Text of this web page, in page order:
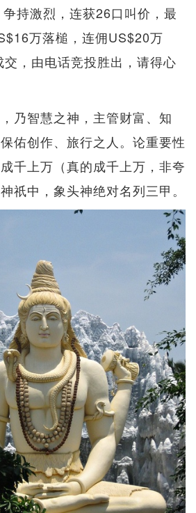
持激烈，连获26口叫价，最
万落槌，连佣US$20万
交，由电话竞投胜出，请得心
乃智慧之神，主管财富、知
佑创作、旅行之人。论重要性
千上万（真的成千上万，非夸
祇中，象头神绝对名列三甲。